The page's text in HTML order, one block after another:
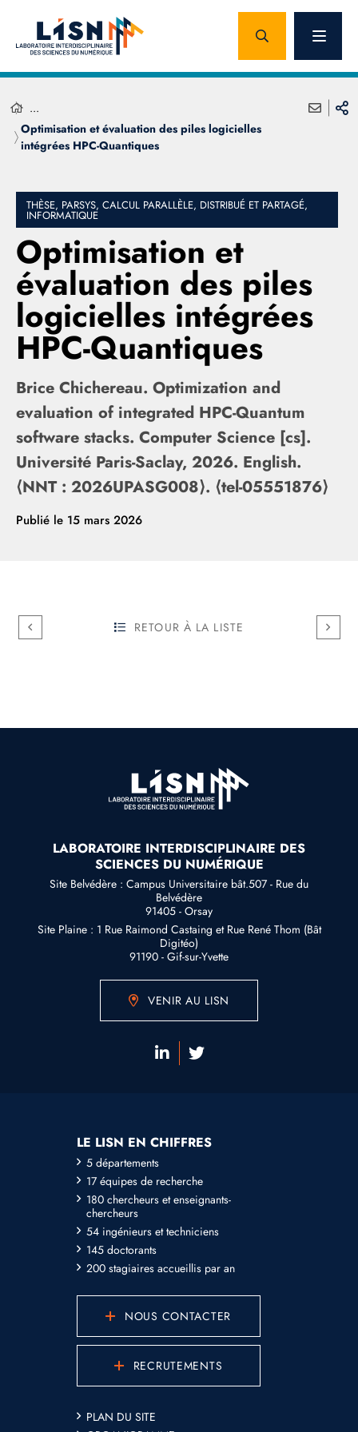
...
Optimisation et évaluation des piles logicielles
intégrées HPC-Quantiques
THÈSE, PARSYS, CALCUL PARALLÈLE, DISTRIBUÉ ET PARTAGÉ,
INFORMATIQUE
Optimisation et
évaluation des piles
logicielles intégrées
HPC-Quantiques
Brice Chichereau. Optimization and
evaluation of integrated HPC-Quantum
software stacks. Computer Science [cs].
Université Paris-Saclay, 2026. English.
⟨NNT : 2026UPASG008⟩. ⟨tel-05551876⟩
Publié le 15 mars 2026
RETOUR À LA LISTE
LABORATOIRE INTERDISCIPLINAIRE DES
SCIENCES DU NUMÉRIQUE
Site Belvédère : Campus Universitaire bât.507 - Rue du
Belvédère
91405 - Orsay
Site Plaine : 1 Rue Raimond Castaing et Rue René Thom (Bât
Digitéo)
91190 - Gif-sur-Yvette
VENIR AU LISN
LE LISN EN CHIFFRES
5 départements
17 équipes de recherche
180 chercheurs et enseignants-
chercheurs
54 ingénieurs et techniciens
145 doctorants
200 stagiaires accueillis par an
NOUS CONTACTER
RECRUTEMENTS
PLAN DU SITE